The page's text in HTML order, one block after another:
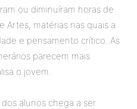
ou diminuíram horas de
Artes, matérias nas quais a
e pensamento crítico. As
parecem mais
o jovem.
alunos chega a ser